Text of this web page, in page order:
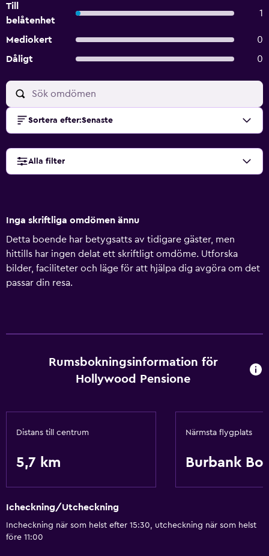
Till
belåtenhet
1
Mediokert
0
Dåligt
0
Sortera efter:Senaste
Alla filter
Inga skriftliga omdömen ännu
Detta boende har betygsatts av tidigare gäster, men
hittills har ingen delat ett skriftligt omdöme. Utforska
bilder, faciliteter och läge för att hjälpa dig avgöra om det
passar din resa.
Rumsbokningsinformation för
Hollywood Pensione
Distans till centrum
5,7 km
Närmsta flygplats
Burbank
Icheckning/Utcheckning
Incheckning när som helst efter 15:30, utcheckning när som helst
före 11:00